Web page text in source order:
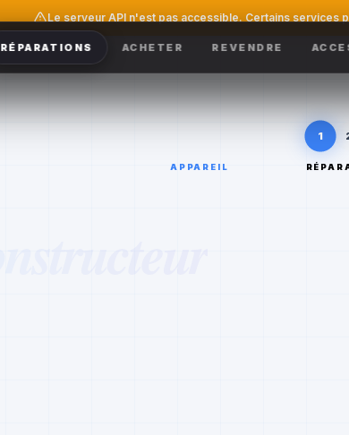
RÉPARATIONS ACHETER REVENDRE
Le serveur API n'est pas accessible. Certains services
1
APPAREIL